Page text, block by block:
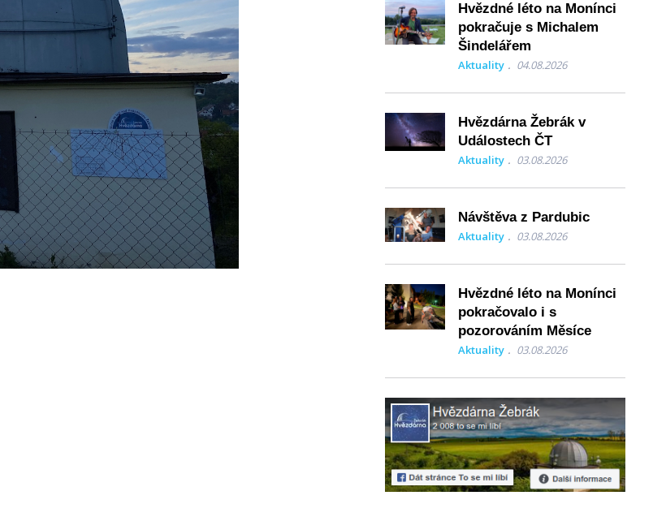
Hvězdné léto na Monínci
pokračuje s Michalem
Šindelářem
Aktuality 04.08.2026
Hvězdárna Žebrák v
Událostech ČT
Aktuality 03.08.2026
Návštěva z Pardubic
Aktuality 03.08.2026
Hvězdné léto na Monínci
pokračovalo i s
pozorováním Měsíce
Aktuality 03.08.2026